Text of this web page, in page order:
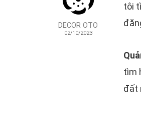
DECOR OTO
02/10/2023
tôi
tìm
đất